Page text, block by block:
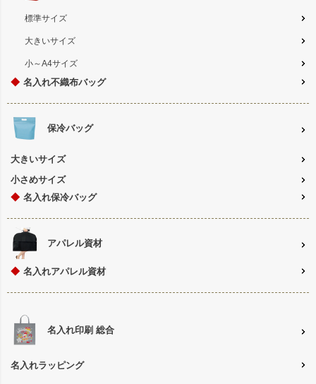
標準サイズ
大きいサイズ
小～A4サイズ
◆ 名入れ不織布バッグ
保冷バッグ
大きいサイズ
小さめサイズ
◆ 名入れ保冷バッグ
アパレル資材
◆ 名入れアパレル資材
名入れ印刷 総合
名入れラッピング